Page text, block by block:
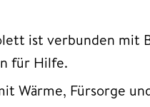
ist verbunden mit
für Hilfe.
Wärme, Fürsorge